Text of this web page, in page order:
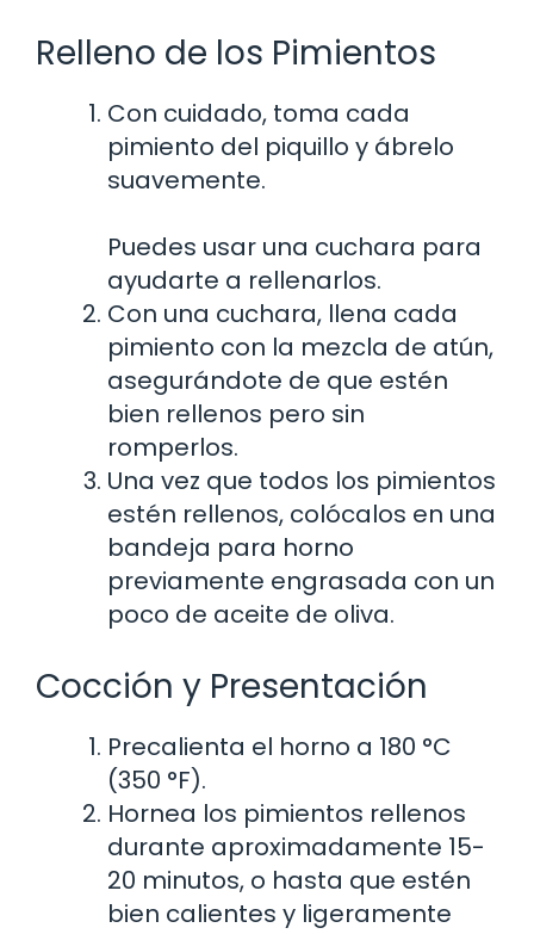
Relleno de los Pimientos
Con cuidado, toma cada
pimiento del piquillo y ábrelo
suavemente.
Puedes usar una cuchara para
ayudarte a rellenarlos.
Con una cuchara, llena cada
pimiento con la mezcla de atún,
asegurándote de que estén
bien rellenos pero sin
romperlos.
Una vez que todos los pimientos
estén rellenos, colócalos en una
bandeja para horno
previamente engrasada con un
poco de aceite de oliva.
Cocción y Presentación
Precalienta el horno a 180 °C
(350 °F).
Hornea los pimientos rellenos
durante aproximadamente 15-
20 minutos, o hasta que estén
bien calientes y ligeramente